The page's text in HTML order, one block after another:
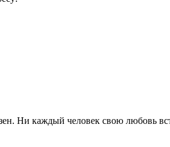
Ни каждый человек свою любовь